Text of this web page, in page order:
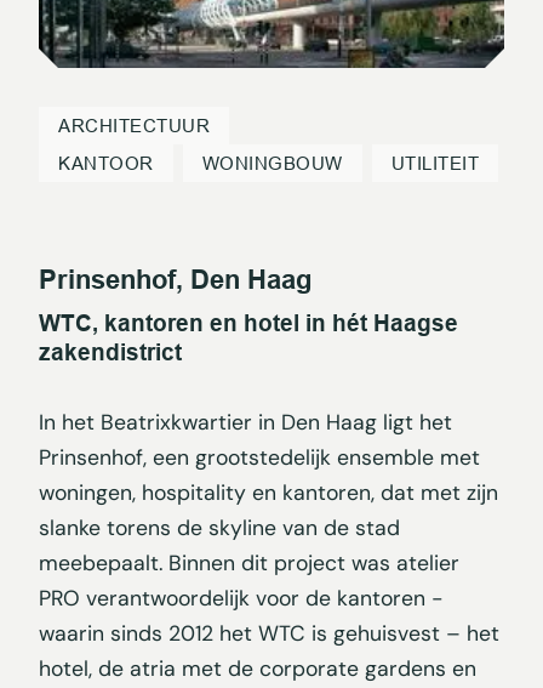
ARCHITECTUUR
KANTOOR
WONINGBOUW UTILITEIT
Prinsenhof, Den Haag
WTC, kantoren en hotel in hét Haagse
zakendistrict
In het Beatrixkwartier in Den Haag ligt het
Prinsenhof, een grootstedelijk ensemble met
woningen, hospitality en kantoren, dat met zijn
slanke torens de skyline van de stad
meebepaalt. Binnen dit project was atelier
PRO verantwoordelijk voor de kantoren -
waarin sinds 2012 het WTC is gehuisvest – het
hotel, de atria met de corporate gardens en